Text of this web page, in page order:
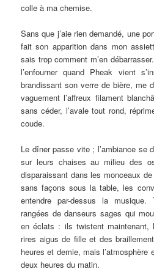
colle à ma chemise.
Sans que j’aie rien demandé, une
fait son apparition dans mon
sais trop comment m’en
l’enfourner quand Pheak vient
brandissant son verre de bière, me
vaguement l’affreux filament
sans céder, l’avale tout rond,
coude.
Le dîner passe vite ; l’ambiance se
sur leurs chaises au milieu des
disparaissant dans les monceaux
sans façons sous la table, les
entendre par-dessus la
rangées de danseurs sages qui
en éclats : ils twistent
rires aigus de fille et des
heures et demie, mais l’atmosphère
deux heures du matin.